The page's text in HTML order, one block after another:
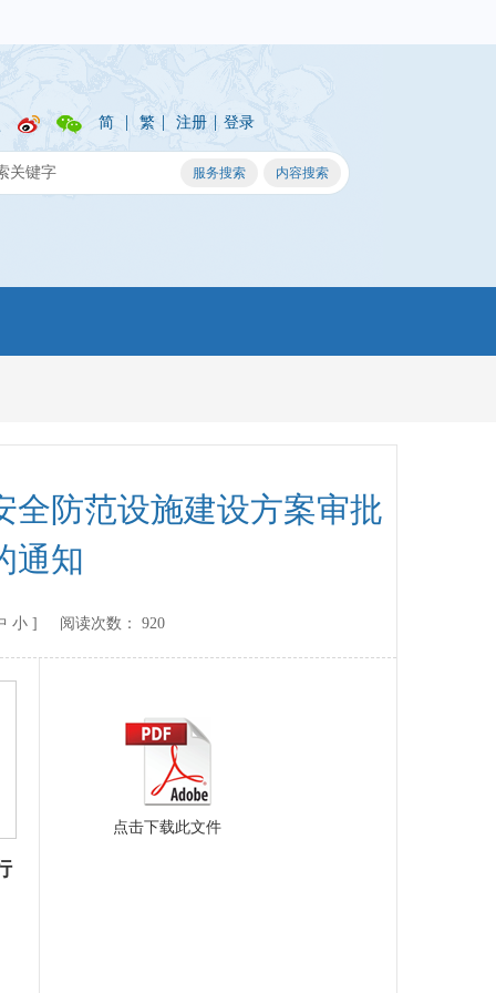
简 | 繁 | 注册 | 登录
全防范设施建设方案审批
通知
小 ] 阅读次数： 920
点击下载此文件